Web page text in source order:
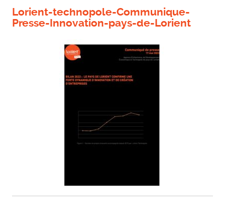
Lorient-technopole-Communique-
Presse-Innovation-pays-de-Lorient